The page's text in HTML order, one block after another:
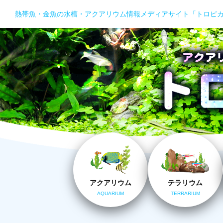
熱帯魚・金魚の水槽・アクアリウム情報メディアサイト「トロピ
アクアリウム
AQUARIUM
テラリウム
TERRARIUM